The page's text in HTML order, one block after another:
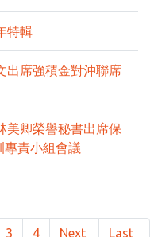
特輯
出席強積金對沖聯席
美卿榮譽秘書出席保
專責小組會議
3 4 Next Last